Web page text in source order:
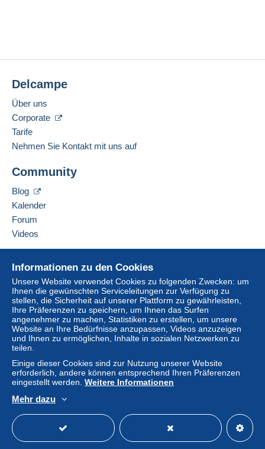
Informationen zu den Cookies
Unsere Website verwendet Cookies zu folgenden Zwecken: um
Ihnen die gewünschten Serviceleitungen zur Verfügung zu
stellen, die Sicherheit auf unserer Plattform zu gewährleisten,
Ihre Präferenzen zu speichern, um Ihnen das Surfen
angenehmer zu machen, Statistiken zu erstellen, um unsere
Website an Ihre Bedürfnisse anzupassen, Videos anzuzeigen
und Ihnen zu ermöglichen, Inhalte in sozialen Netzwerken zu
teilen.
Einige dieser Cookies sind zur Nutzung unserer Website
erforderlich, andere können entsprechend Ihren Präferenzen
eingestellt werden. Weitere Informationen
Mehr dazu
Delcampe
Über uns
Corporate
Tarife
Nehmen Sie Kontakt mit uns auf
Community
Blog
Kalender
Forum
Videos
Online-Hilfe
Auf Delcampe kaufen
Auf Delcampe verkaufen
Eine sichere Website